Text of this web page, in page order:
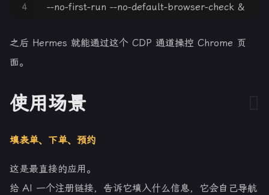
4
  --no-first-run --no-default-browser-check &
之后 Hermes 就能通过这个 CDP 通道操控 Chrome 页
面。
使用场景
填表单、下单、预约
这是最直接的应用。
给 AI 一个注册链接，告诉它填入什么信息，它会自己导航